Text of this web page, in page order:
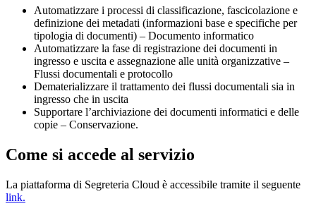
Automatizzare i processi di classificazione, fascicolazione e
definizione dei metadati (informazioni base e specifiche per
tipologia di documenti) – Documento informatico
Automatizzare la fase di registrazione dei documenti in
ingresso e uscita e assegnazione alle unità organizzative –
Flussi documentali e protocollo
Dematerializzare il trattamento dei flussi documentali sia in
ingresso che in uscita
Supportare l’archiviazione dei documenti informatici e delle
copie – Conservazione.
Come si accede al servizio
La piattaforma di Segreteria Cloud è accessibile tramite il seguente
link.